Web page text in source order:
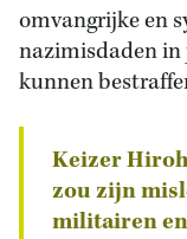
omvangrijke en
nazimisdaden
kunnen
Keizer
zou zijn
militairen